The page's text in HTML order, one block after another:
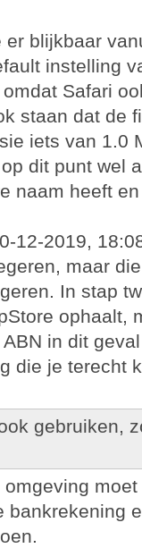
blijkbaar
instelling
Safari
staan dat de
iets van 1.0
dit punt wel
naam heeft
12-2019,
maar
In stap
ophaalt,
in dit
die je terecht
gebruiken,
bankrekening